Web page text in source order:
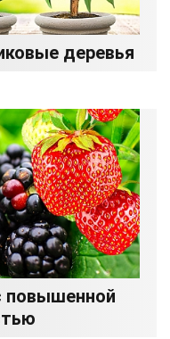
деревья
повышенной